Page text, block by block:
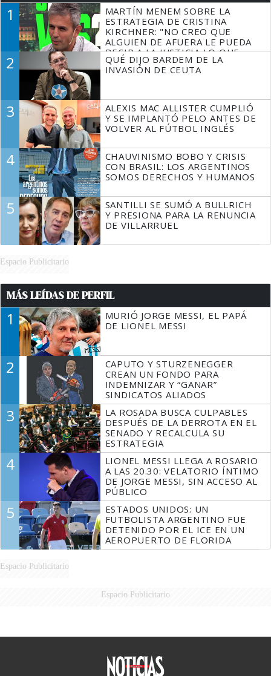
1
MARTÍN MENEM SOBRE LA
ESTRATEGIA DE CRISTINA
KIRCHNER: "NO CREO QUE
ALGUIEN DE AFUERA LE PUEDA
DECIR A LA JUSTICIA LO QUE
TIENE QUE HACER"
2
QUÉ DIJO BARDEM DE LA
INVASIÓN DE CEUTA
3
ALEXIS MAC ALLISTER CUMPLIÓ
Y SE IMPLANTÓ PELO ANTES DE
VOLVER AL FÚTBOL INGLÉS
4
CHAUVINISMO BOBO Y CRISIS
CON BRASIL: LOS ARGENTINOS
SOMOS DERECHOS Y HUMANOS
5
SANTILLI SE SUMÓ A BULLRICH
Y PRESIONA PARA LA RENUNCIA
DE VILLARRUEL
Espacio Publicitario
MÁS LEÍDAS DE PERFIL
1
MURIÓ JORGE MESSI, EL PAPÁ
DE LIONEL MESSI
2
CAPUTO Y STURZENEGGER
CREAN UN FONDO PARA
INDEMNIZAR Y “GANAR”
SINDICATOS ALIADOS
3
LA ROSADA BUSCA CULPABLES
DESPUÉS DE LA DERROTA EN EL
SENADO Y RECALCULA SU
ESTRATEGIA
4
LIONEL MESSI LLEGA A ROSARIO
A LAS 20.30: VELATORIO ÍNTIMO
DE JORGE MESSI, SIN ACCESO AL
PÚBLICO
5
ESTADOS UNIDOS: UN
FUTBOLISTA ARGENTINO FUE
DETENIDO POR EL ICE EN UN
AEROPUERTO DE FLORIDA
Espacio Publicitario
Espacio Publicitario